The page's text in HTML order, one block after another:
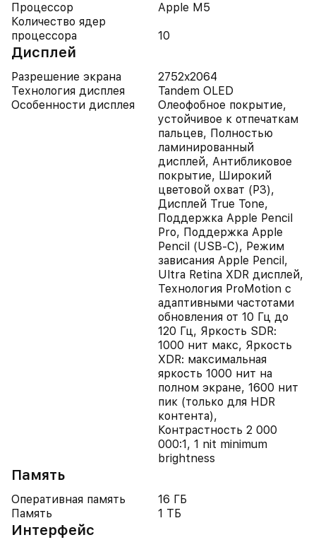
Процессор
Apple M5
Количество ядер
процессора
10
Дисплей
Разрешение экрана
2752x2064
Технология дисплея
Tandem OLED
Особенности дисплея
Олеофобное покрытие,
устойчивое к отпечаткам
пальцев, Полностью
ламинированный
дисплей, Антибликовое
покрытие, Широкий
цветовой охват (P3),
Дисплей True Tone,
Поддержка Apple Pencil
Pro, Поддержка Apple
Pencil (USB‑C), Режим
зависания Apple Pencil,
Ultra Retina XDR дисплей,
Технология ProMotion с
адаптивными частотами
обновления от 10 Гц до
120 Гц, Яркость SDR:
1000 нит макс, Яркость
XDR: максимальная
яркость 1000 нит на
полном экране, 1600 нит
пик (только для HDR
контента),
Контрастность 2 000
000:1, 1 nit minimum
brightness
Память
Оперативная память
16 ГБ
Память
1 ТБ
Интерфейс